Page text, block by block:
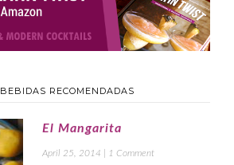
BEBIDAS RECOMENDADAS
El Mangarita
April 25, 2014 1 Comment